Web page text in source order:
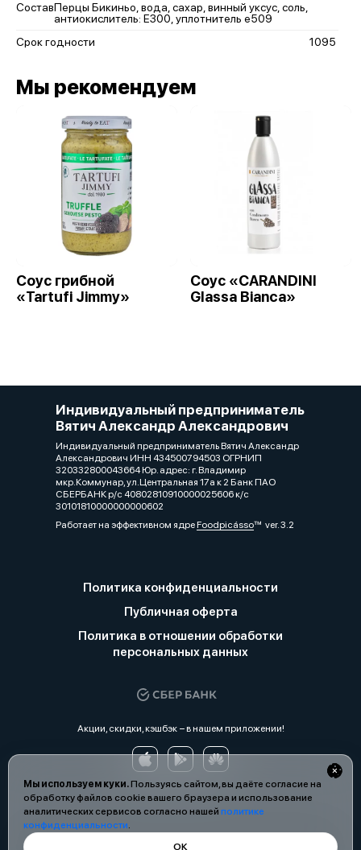
Мы используем куки.Пользуясь сайтом, вы даёте согласие на
обработку файлов cookie вашего браузера и использование
аналитических сервисов согласно нашей политике
конфиденциальности.
ОК
СоставПерцы Бикиньо, вода, сахар, винный уксус, соль,
антиокислитель: Е300, уплотнитель е509
Срок годности
1095
Мы рекомендуем
Соус грибной
«Tartufi Jimmy»
Cоус «CARANDINI
Glassa Bianca»
Индивидуальный предприниматель
Вятич Александр Александрович
Индивидуальный предприниматель Вятич Александр
Александрович ИНН 434500794503 ОГРНИП
320332800043664 Юр. адрес: г. Владимир
мкр.Коммунар, ул.Центральная 17а к 2 Банк ПАО
СБЕРБАНК р/с 40802810910000025606 к/с
30101810000000000602
Работает на эффективном ядреFoodpicássover. 3.2
Политика конфиденциальности
Публичная оферта
Политика в отношении обработки
персональных данных
Акции, скидки, кэшбэк − в нашем приложении!